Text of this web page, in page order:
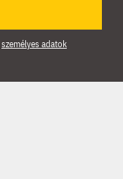
személyes adatok